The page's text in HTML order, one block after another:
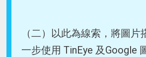
（二）以此為線索，將圖片
一步使用 TinEye 及Google